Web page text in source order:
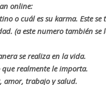
online:
o cuál es su karma. Este
(a este numero también
se realiza en la vida.
que realmente le importa.
amor, trabajo y salud.